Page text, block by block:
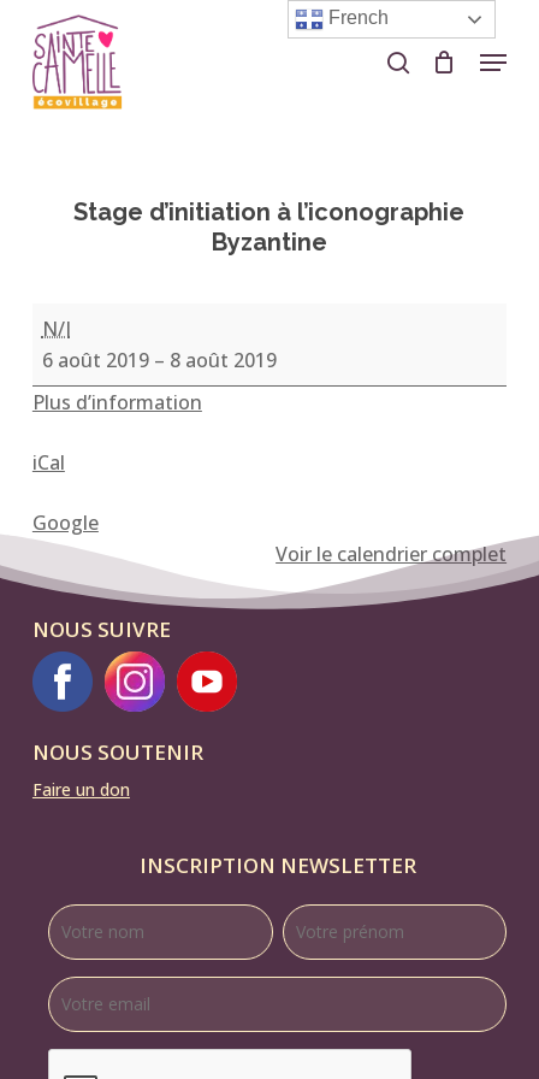
main
content
search Menu
Stage d’initiation à l’iconographie
Byzantine
Stage
d’initiation
à
l’iconographie
N/I
6 août 2019 – 8 août 2019
Plus d’information
iCal
Google
Voir le calendrier complet
NOUS SUIVRE
NOUS SOUTENIR
Faire un don
INSCRIPTION NEWSLETTER
Close
French